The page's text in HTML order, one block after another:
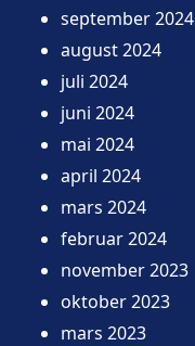
september 2024
august 2024
juli 2024
juni 2024
mai 2024
april 2024
mars 2024
februar 2024
november 2023
oktober 2023
mars 2023